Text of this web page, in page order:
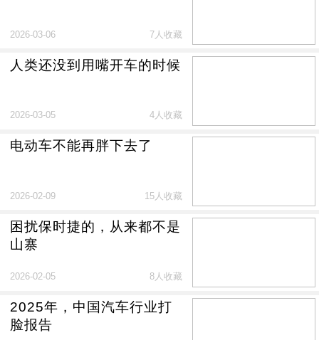
2026-03-06 7人收藏
人类还没到用嘴开车的时候
2026-03-05 4人收藏
电动车不能再胖下去了
2026-02-09 15人收藏
困扰保时捷的，从来都不是
山寨
2026-02-05 8人收藏
2025年，中国汽车行业打
脸报告